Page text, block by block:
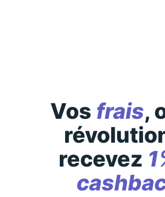
Vos frais,
recevez